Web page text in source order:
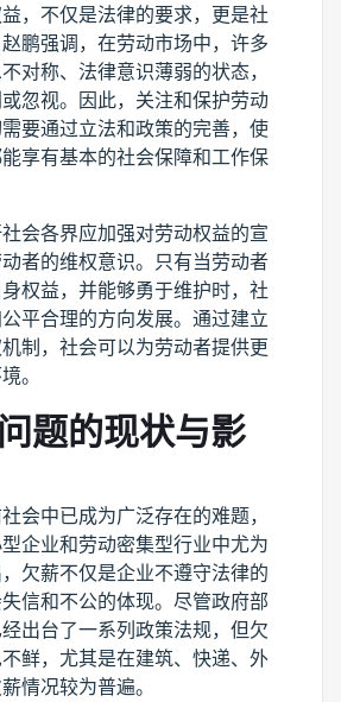
，不仅是法律的要求，更是社
鹏强调，在劳动市场中，许多
对称、法律意识薄弱的状态，
忽视。因此，关注和保护劳动
要通过立法和政策的完善，使
享有基本的社会保障和工作保
会各界应加强对劳动权益的宣
者的维权意识。只有当劳动者
权益，并能够勇于维护时，社
平合理的方向发展。通过建立
制，社会可以为劳动者提供更
。
题的现状与影
会中已成为广泛存在的难题，
企业和劳动密集型行业中尤为
欠薪不仅是企业不遵守法律的
信和不公的体现。尽管政府部
出台了一系列政策法规，但欠
鲜，尤其是在建筑、快递、外
情况较为普遍。